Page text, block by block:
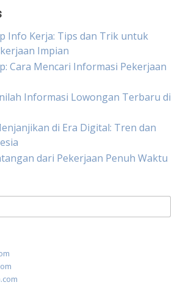
Info Kerja: Tips dan Trik untuk
Impian
Cara Mencari Informasi Pekerjaan
Informasi Lowongan Terbaru di
di Era Digital: Tren dan
dari Pekerjaan Penuh Waktu